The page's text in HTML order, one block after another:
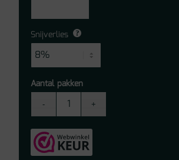
Snijverlies
Aantal pakken
Step
laminaat